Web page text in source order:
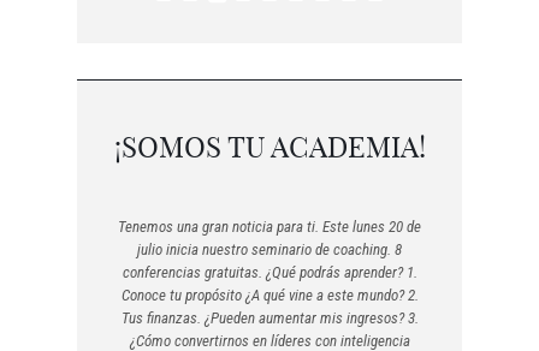
¡SOMOS TU ACADEMIA!
Tenemos una gran noticia para ti. Este lunes 20 de
julio inicia nuestro seminario de coaching. 8
conferencias gratuitas. ¿Qué podrás aprender? 1.
Conoce tu propósito ¿A qué vine a este mundo? 2.
Tus finanzas. ¿Pueden aumentar mis ingresos? 3.
¿Cómo convertirnos en líderes con inteligencia